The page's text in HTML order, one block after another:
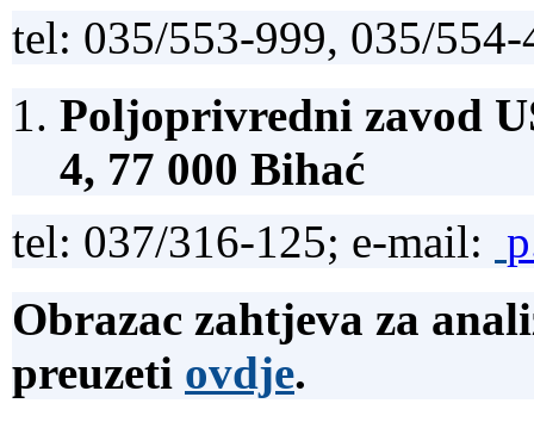
tel: 035/553-999, 035/
Poljoprivredni zavod
4, 77 000 Bihać
tel: 037/316-125; e-mail:
Obrazac zahtjeva za
preuzeti ovdje.